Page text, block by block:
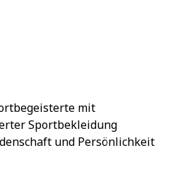
mit
Sportbekleidung
und Persönlichkeit